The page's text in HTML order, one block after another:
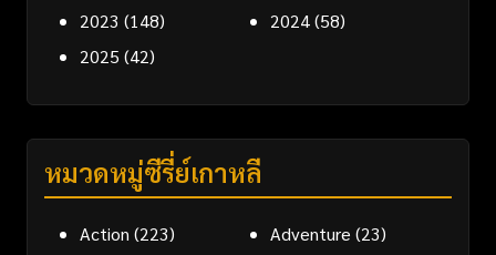
2023 (148) 2024(58)
2025 (42)
หมวดหมู่ซีรี่ย์เกาหลี
Action (223) Adventure (23)